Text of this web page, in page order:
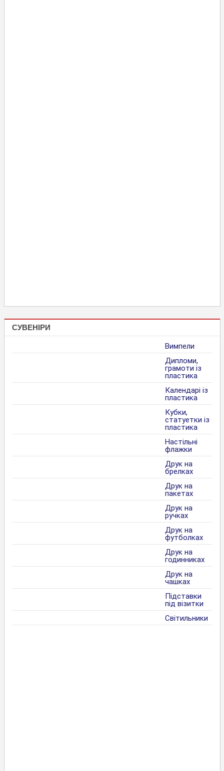
СУВЕНІРИ
Вимпели
Дипломи,
грамоти із
пластика
Календарі із
пластика
Кубки,
статуетки із
пластика
Настільні
флажки
Друк на
брелках
Друк на
пакетах
Друк на
ручках
Друк на
футболках
Друк на
годинниках
Друк на
чашках
Підставки
під візитки
Світильники